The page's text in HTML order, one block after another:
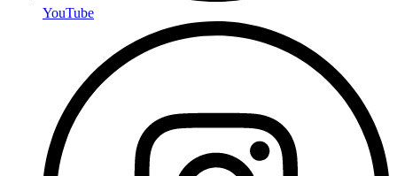
YouTube